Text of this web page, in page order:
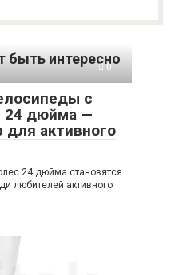
интересно
0
с
24 дюйма —
активного
24 дюйма становятся
любителей активного